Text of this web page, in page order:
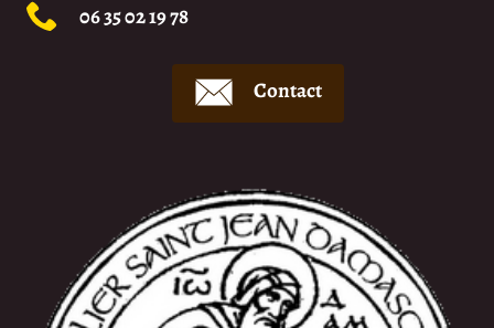
06 35 02 19 78
Contact